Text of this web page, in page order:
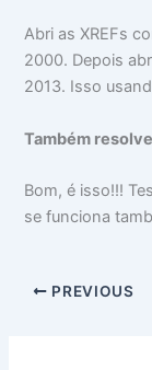
Abri as XREFs
2000. Depois
2013. Isso
Também
Bom, é isso!!!
se funciona
PREVIOUS